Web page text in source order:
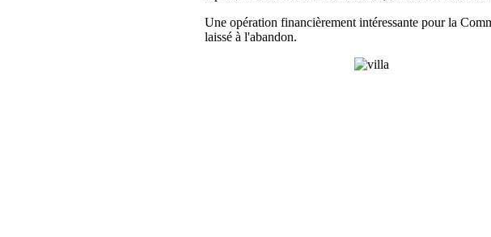
Une opération financièrement intéressante pour la
laissé à l'abandon.